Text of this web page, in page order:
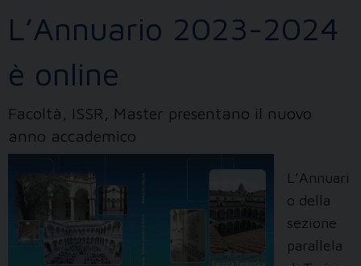
L’Annuario 2023-2024
è online
Facoltà, ISSR, Master presentano il nuovo
anno accademico
L’Annuari
o della
sezione
parallela